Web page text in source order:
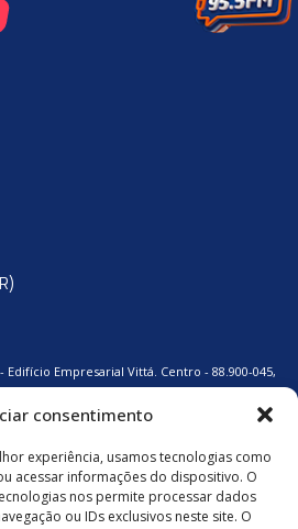
consentimento
experiência, usamos tecnologias como
acessar informações do dispositivo. O
nos permite processar dados
ou IDs exclusivos neste site. O
Edifício Empresarial Vittá. Centro - 88.900-045,